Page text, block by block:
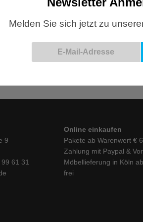
9
61 31
Online einkaufen
Pakete ab Warenwert €
Zahlung mit Paypal &
Möbellieferung in Köln
frei
Melden Sie sich jetzt zu